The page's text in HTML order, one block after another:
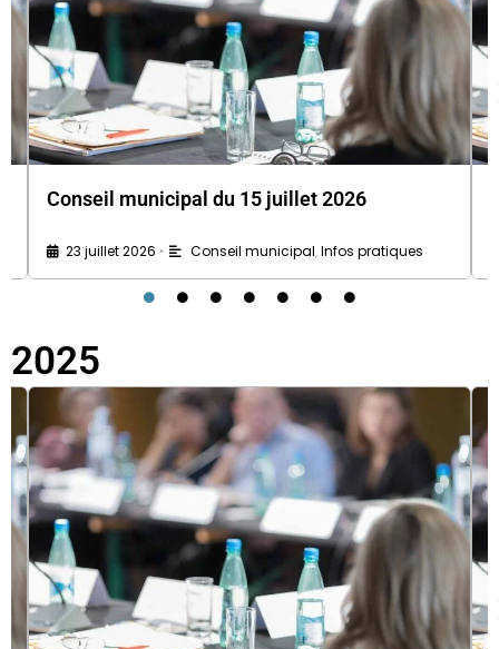
Conseil municipal du 15 juillet 2026
23 juillet 2026 • Conseil municipal,Infos pratiques
2025